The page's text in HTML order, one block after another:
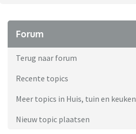
Forum
Terug naar forum
Recente topics
Meer topics in Huis, tuin en keuken
Nieuw topic plaatsen